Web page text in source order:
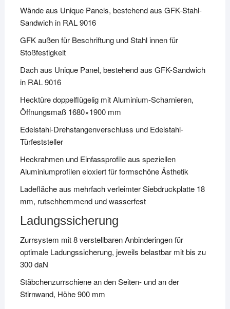
Wände aus Unique Panels, bestehend aus GFK-Stahl-
Sandwich in RAL 9016
GFK außen für Beschriftung und Stahl innen für
Stoßfestigkeit
Dach aus Unique Panel, bestehend aus GFK-Sandwich
in RAL 9016
Hecktüre doppelflügelig mit Aluminium-Scharnieren,
Öffnungsmaß 1680×1900 mm
Edelstahl-Drehstangenverschluss und Edelstahl-
Türfeststeller
Heckrahmen und Einfassprofile aus speziellen
Aluminiumprofilen eloxiert für formschöne Ästhetik
Ladefläche aus mehrfach verleimter Siebdruckplatte 18
mm, rutschhemmend und wasserfest
Ladungssicherung
Zurrsystem mit 8 verstellbaren Anbinderingen für
optimale Ladungssicherung, jeweils belastbar mit bis zu
300 daN
Stäbchenzurrschiene an den Seiten- und an der
Stirnwand, Höhe 900 mm